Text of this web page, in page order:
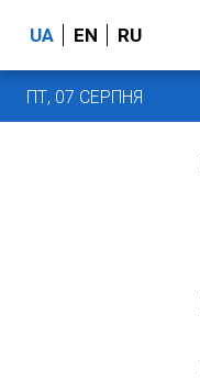
UA EN RU
ПТ, 07 СЕРПНЯ